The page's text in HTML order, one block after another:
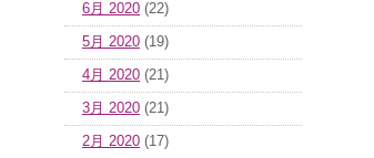
6月 2020 (22)
5月 2020 (19)
4月 2020 (21)
3月 2020 (21)
2月 2020 (17)